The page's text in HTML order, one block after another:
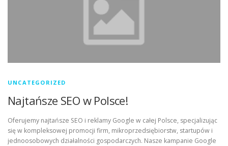
UNCATEGORIZED
Najtańsze SEO w Polsce!
Oferujemy najtańsze SEO i reklamy Google w całej Polsce, specjalizując
się w kompleksowej promocji firm, mikroprzedsiębiorstw, startupów i
jednoosobowych działalności gospodarczych. Nasze kampanie Google